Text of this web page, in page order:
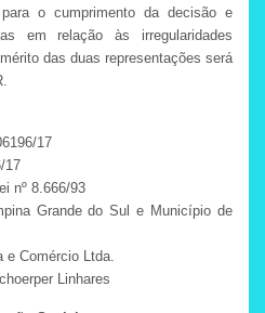
o cumprimento da decisão e
em relação às irregularidades
das duas representações será
17
17
nº 8.666/93
Grande do Sul e Município de
Comércio Ltda.
Linhares